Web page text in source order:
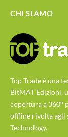
CHI SIAMO
Top Trade è una
BitMAT Edizioni,
copertura a 360°
offline rivolta agli
Technology.